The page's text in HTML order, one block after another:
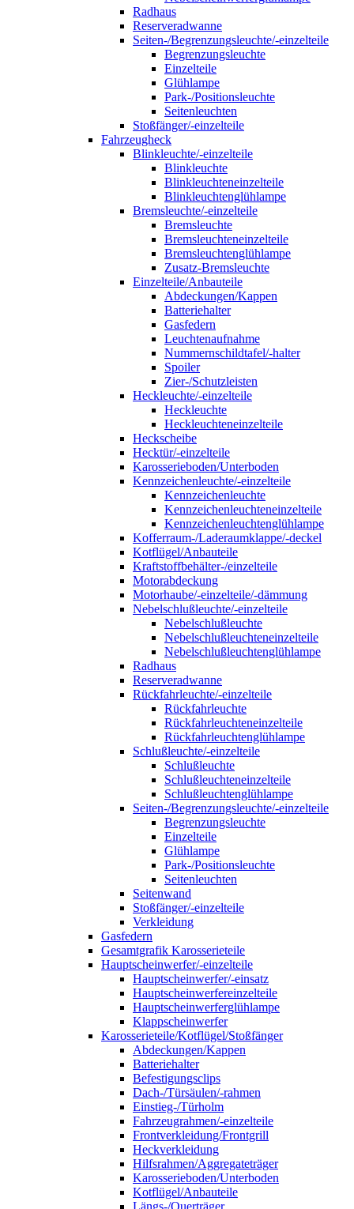
Radhaus
Reserveradwanne
Seiten-/Begrenzungsleuchte/-einzelteile
Begrenzungsleuchte
Einzelteile
Glühlampe
Park-/Positionsleuchte
Seitenleuchten
Stoßfänger/-einzelteile
Fahrzeugheck
Blinkleuchte/-einzelteile
Blinkleuchte
Blinkleuchteneinzelteile
Blinkleuchtenglühlampe
Bremsleuchte/-einzelteile
Bremsleuchte
Bremsleuchteneinzelteile
Bremsleuchtenglühlampe
Zusatz-Bremsleuchte
Einzelteile/Anbauteile
Abdeckungen/Kappen
Batteriehalter
Gasfedern
Leuchtenaufnahme
Nummernschildtafel/-halter
Spoiler
Zier-/Schutzleisten
Heckleuchte/-einzelteile
Heckleuchte
Heckleuchteneinzelteile
Heckscheibe
Hecktür/-einzelteile
Karosserieboden/Unterboden
Kennzeichenleuchte/-einzelteile
Kennzeichenleuchte
Kennzeichenleuchteneinzelteile
Kennzeichenleuchtenglühlampe
Kofferraum-/Laderaumklappe/-deckel
Kotflügel/Anbauteile
Kraftstoffbehälter-/einzelteile
Motorabdeckung
Motorhaube/-einzelteile/-dämmung
Nebelschlußleuchte/-einzelteile
Nebelschlußleuchte
Nebelschlußleuchteneinzelteile
Nebelschlußleuchtenglühlampe
Radhaus
Reserveradwanne
Rückfahrleuchte/-einzelteile
Rückfahrleuchte
Rückfahrleuchteneinzelteile
Rückfahrleuchtenglühlampe
Schlußleuchte/-einzelteile
Schlußleuchte
Schlußleuchteneinzelteile
Schlußleuchtenglühlampe
Seiten-/Begrenzungsleuchte/-einzelteile
Begrenzungsleuchte
Einzelteile
Glühlampe
Park-/Positionsleuchte
Seitenleuchten
Seitenwand
Stoßfänger/-einzelteile
Verkleidung
Gasfedern
Gesamtgrafik Karosserieteile
Hauptscheinwerfer/-einzelteile
Hauptscheinwerfer/-einsatz
Hauptscheinwerfereinzelteile
Hauptscheinwerferglühlampe
Klappscheinwerfer
Karosserieteile/Kotflügel/Stoßfänger
Abdeckungen/Kappen
Batteriehalter
Befestigungsclips
Dach-/Türsäulen/-rahmen
Einstieg-/Türholm
Fahrzeugrahmen/-einzelteile
Frontverkleidung/Frontgrill
Heckverkleidung
Hilfsrahmen/Aggregateträger
Karosserieboden/Unterboden
Kotflügel/Anbauteile
Längs-/Querträger